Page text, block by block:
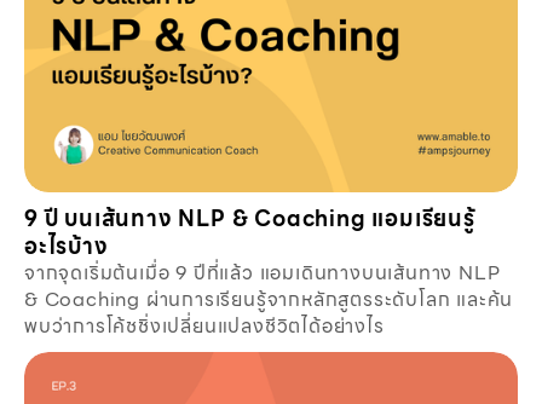
9 ปี บนเส้นทาง NLP & Coaching แอมเรียนรู้
อะไรบ้าง
จากจุดเริ่มต้นเมื่อ 9 ปีที่แล้ว แอมเดินทางบนเส้นทาง NLP
& Coaching ผ่านการเรียนรู้จากหลักสูตรระดับโลก และค้น
พบว่าการโค้ชชิ่งเปลี่ยนแปลงชีวิตได้อย่างไร